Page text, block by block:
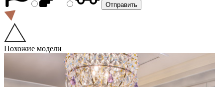
Похожие модели